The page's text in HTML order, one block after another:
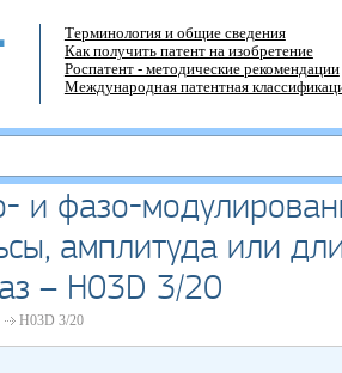
Терминология и общие сведения
Как получить патент на изобретение
Роспатент - методические рекомендации
Международная патентная
и фазо-
амплитуда или
– H03D 3/20
H03D 3/20